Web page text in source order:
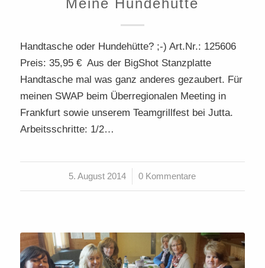
Meine Hundehütte
Handtasche oder Hundehütte? ;-) Art.Nr.: 125606
Preis: 35,95 € Aus der BigShot Stanzplatte
Handtasche mal was ganz anderes gezaubert. Für
meinen SWAP beim Überregionalen Meeting in
Frankfurt sowie unserem Teamgrillfest bei Jutta.
Arbeitsschritte: 1/2…
5. August 2014
/ 0 Kommentare